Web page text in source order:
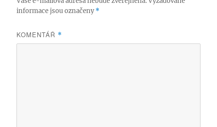
informace jsou označeny*
KOMENTÁŘ *